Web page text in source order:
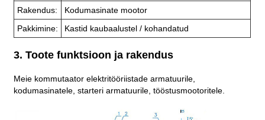
Rakendus:
Kodumasinate mootor
Pakkimine:
Kastid kaubaalustel / kohandatud
3. Toote funktsioon ja rakendus
Meie kommutaator elektritööriistade armatuurile,
kodumasinatele, starteri armatuurile, tööstusmootoritele.